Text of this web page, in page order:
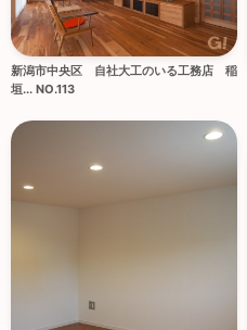
新潟市中央区 自社大工のいる工務店 稲
垣... NO.113